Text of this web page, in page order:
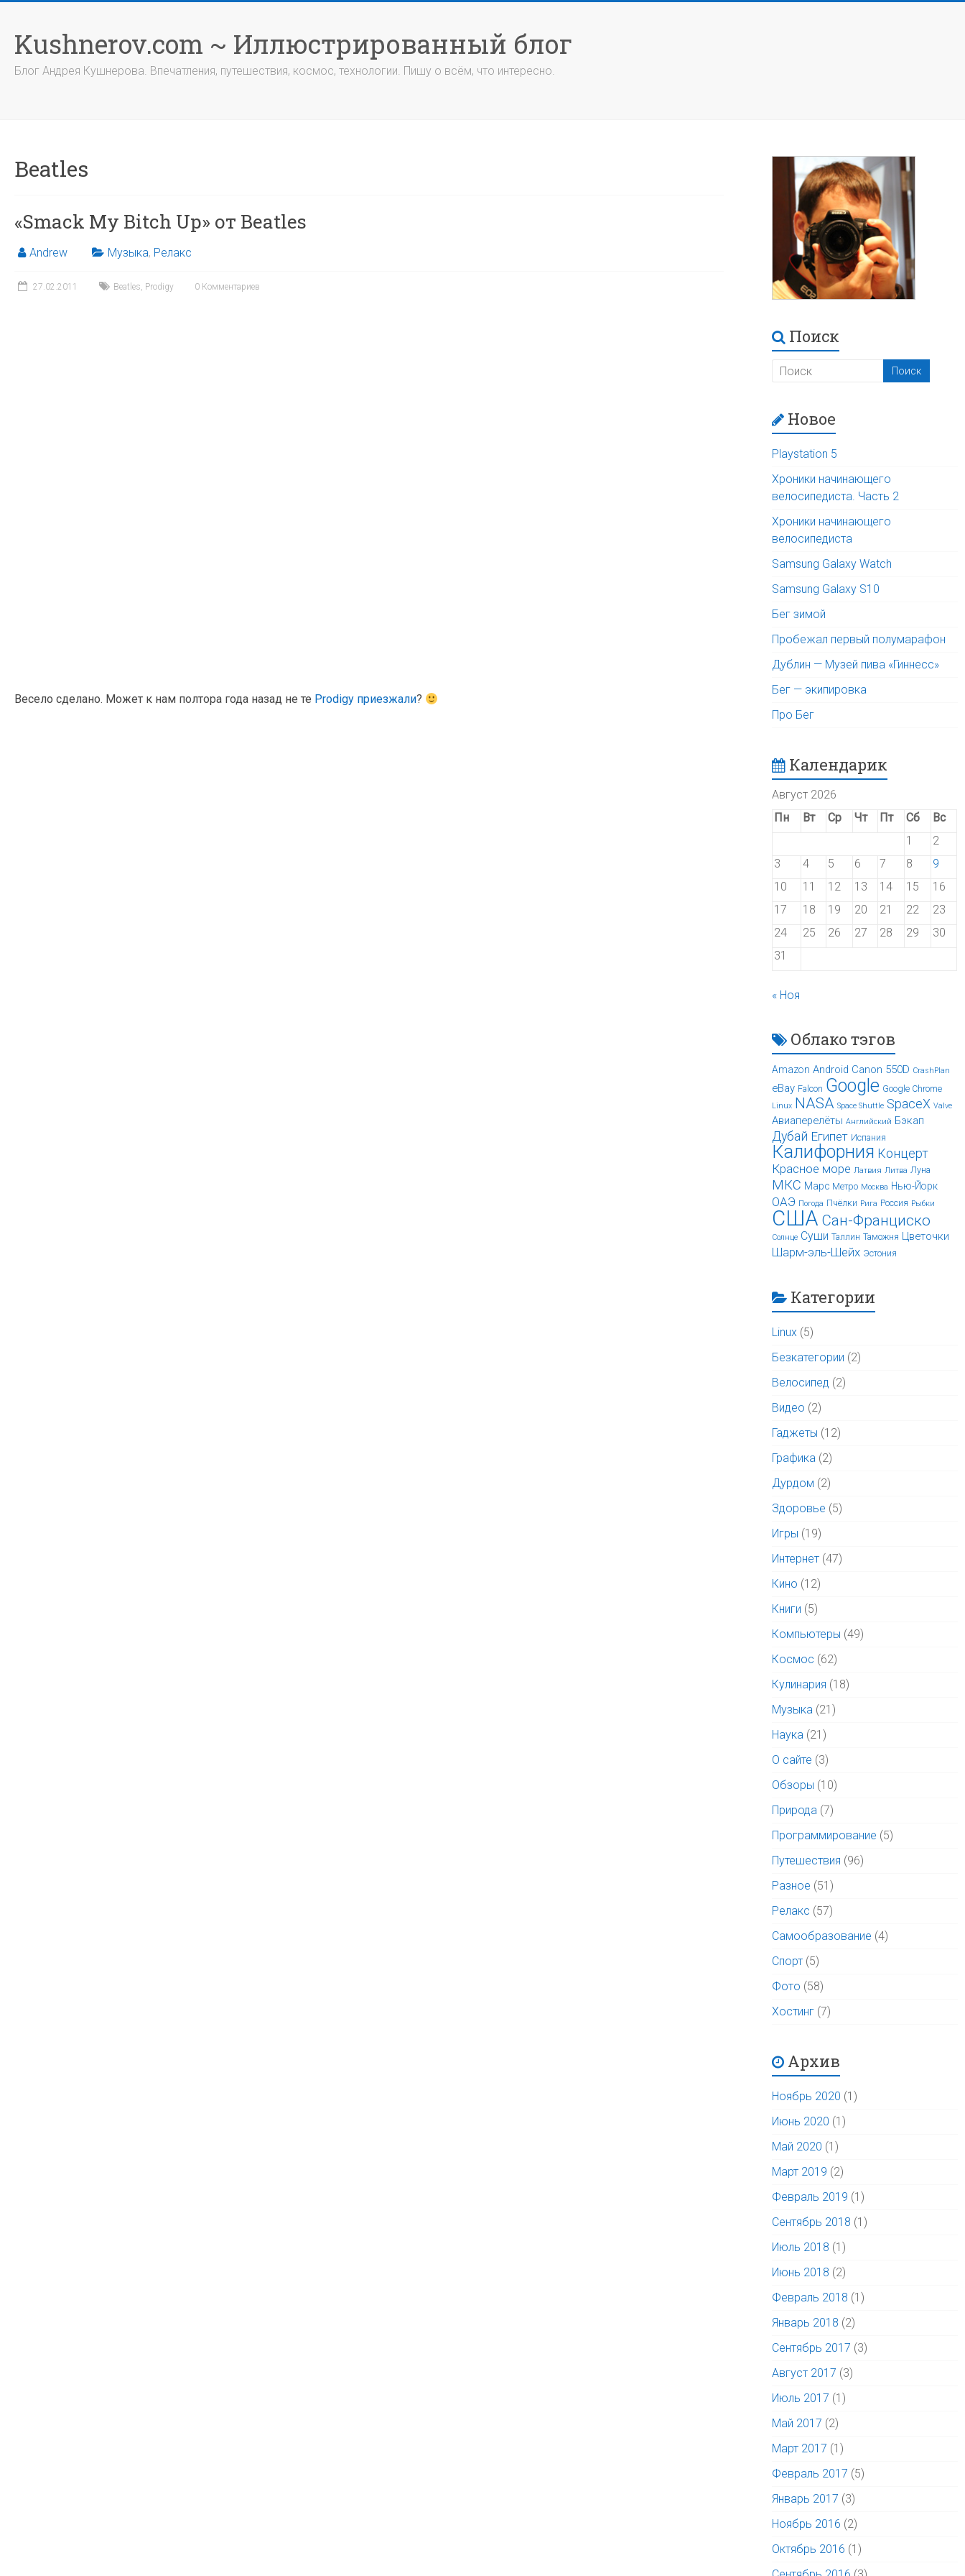
содержимому
Kushnerov.com ~ Иллюстрированный блог
Блог Андрея Кушнерова. Впечатления, путешествия, космос, технологии. Пишу о всём, что интересно.
Beatles
«Smack My Bitch Up» от Beatles
Andrew Музыка, Релакс
27.02.2011 Beatles, Prodigy 0 Комментариев
Весело сделано. Может к нам полтора года назад не те Prodigy приезжали?
Поиск
Новое
Playstation 5
Хроники начинающего
велосипедиста. Часть 2
Хроники начинающего
велосипедиста
Samsung Galaxy Watch
Samsung Galaxy S10
Бег зимой
Пробежал первый полумарафон
Дублин — Музей пива «Гиннесс»
Бег — экипировка
Про Бег
Календарик
Август 2026
Пн
Вт Ср Чт Пт Сб
Вс
1
2
3
4 5 6 7 8
9
10
11 12 13 14 15
16
17
18 19 20 21 22
23
24
25 26 27 28 29
30
31
« Ноя
Облако тэгов
Amazon Android Canon 550D CrashPlan
eBay Falcon Google Google Chrome
Linux NASA Space Shuttle SpaceX Valve
Авиаперелёты Английский Бэкап
Дубай Египет Испания
Калифорния Концерт
Красное море Латвия Литва Луна
МКС Марс Метро Москва Нью-Йорк
ОАЭ Погода Пчёлки Рига Россия Рыбки
США Сан-Франциско
Солнце Суши Таллин Таможня Цветочки
Шарм-эль-Шейх Эстония
Категории
Linux (5)
Безкатегории (2)
Велосипед (2)
Видео (2)
Гаджеты (12)
Графика (2)
Дурдом (2)
Здоровье (5)
Игры (19)
Интернет (47)
Кино (12)
Книги (5)
Компьютеры (49)
Космос (62)
Кулинария (18)
Музыка (21)
Наука (21)
О сайте (3)
Обзоры (10)
Природа (7)
Программирование (5)
Путешествия (96)
Разное (51)
Релакс (57)
Самообразование (4)
Спорт (5)
Фото (58)
Хостинг (7)
Архив
Ноябрь 2020 (1)
Июнь 2020 (1)
Май 2020 (1)
Март 2019 (2)
Февраль 2019 (1)
Сентябрь 2018 (1)
Июль 2018 (1)
Июнь 2018 (2)
Февраль 2018 (1)
Январь 2018 (2)
Сентябрь 2017 (3)
Август 2017 (3)
Июль 2017 (1)
Май 2017 (2)
Март 2017 (1)
Февраль 2017 (5)
Январь 2017 (3)
Ноябрь 2016 (2)
Октябрь 2016 (1)